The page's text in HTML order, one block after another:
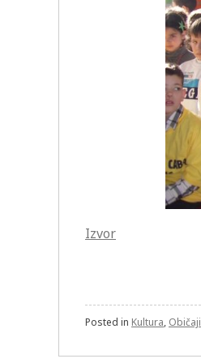
Izvor
Posted in Kultura, Običaji